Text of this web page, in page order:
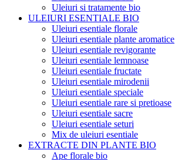
Uleiuri si tratamente bio
ULEIURI ESENTIALE BIO
Uleiuri esentiale florale
Uleiuri esentiale plante aromatice
Uleiuri esentiale revigorante
Uleiuri esentiale lemnoase
Uleiuri esentiale fructate
Uleiuri esentiale mirodenii
Uleiuri esentiale speciale
Uleiuri esentiale rare si pretioase
Uleiuri esentiale sacre
Uleiuri esentiale seturi
Mix de uleiuri esentiale
EXTRACTE DIN PLANTE BIO
Ape florale bio